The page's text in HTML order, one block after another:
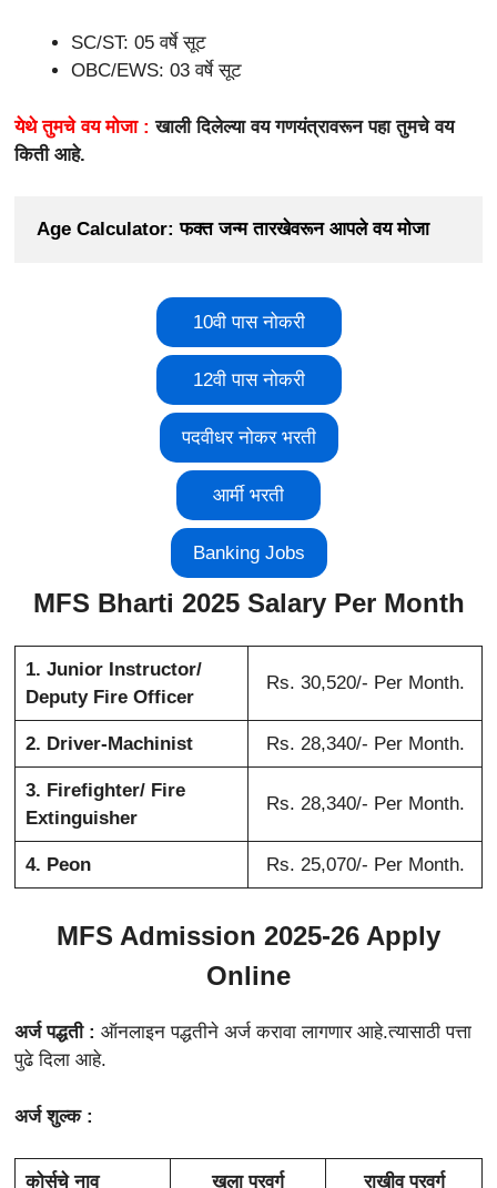
SC/ST: 05 वर्षे सूट
OBC/EWS: 03 वर्षे सूट
येथे तुमचे वय मोजा :खाली दिलेल्या वय गणयंत्रावरून पहा तुमचे वय
किती आहे.
Age Calculator: फक्त जन्म तारखेवरून आपले वय मोजा
10वी पास नोकरी
12वी पास नोकरी
पदवीधर नोकर भरती
आर्मी भरती
Banking Jobs
MFS Bharti 2025 Salary Per Month
1. Junior Instructor/
Deputy Fire Officer
Rs. 30,520/- Per Month.
2. Driver-Machinist Rs. 28,340/- Per Month.
3. Firefighter/ Fire
Extinguisher
Rs. 28,340/- Per Month.
4. Peon Rs. 25,070/- Per Month.
MFS Admission 2025-26 Apply
Online
अर्ज पद्धती : ऑनलाइन पद्धतीने अर्ज करावा लागणार आहे.त्यासाठी पत्ता
पुढे दिला आहे.
अर्ज शुल्क :
कोर्सचे नाव खुला प्रवर्ग राखीव प्रवर्ग